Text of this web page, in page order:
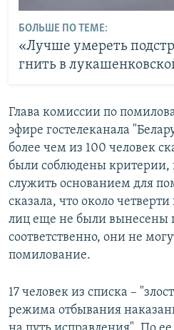
БОЛЬШЕ ПО ТЕМЕ:
«Лучше умереть
гнить в
Глава комиссии по
эфире гостелеканала
более чем из 100 человек
были соблюдены критерии,
служить основанием для
сказала, что около
лиц еще не были вынесены
соответственно, они не
помилование.
17 человек из списка –
режима отбывания